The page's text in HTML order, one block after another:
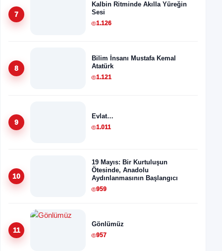
7
Kalbin Ritminde Akılla Yüreğin
Sesi
1.126
8
Bilim İnsanı Mustafa Kemal
Atatürk
1.121
9
Evlat…
1.011
10
19 Mayıs: Bir Kurtuluşun
Ötesinde, Anadolu
Aydınlanmasının Başlangıcı
959
11
Gönlümüz
957